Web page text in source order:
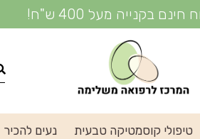
בקנייה מעל 400 ש"ח!
טיפולי קוסמטיקה טבעית נעים להכיר